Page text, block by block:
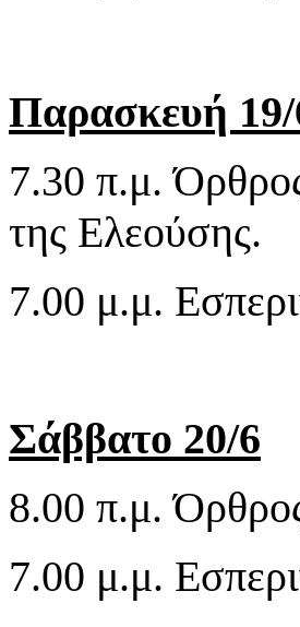
Παρασκευή
7.30 π.μ.
της Ελεούσης.
7.00 μ.μ.
Σάββατο 20/6
8.00 π.μ.
7.00 μ.μ.